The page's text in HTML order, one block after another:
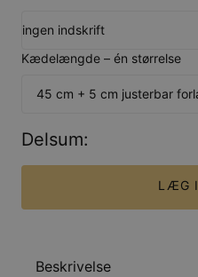
ingen indskrift
Kædelængde – én størrelse
45 cm + 5 cm justerbar
Delsum:
LÆG I
Beskrivelse